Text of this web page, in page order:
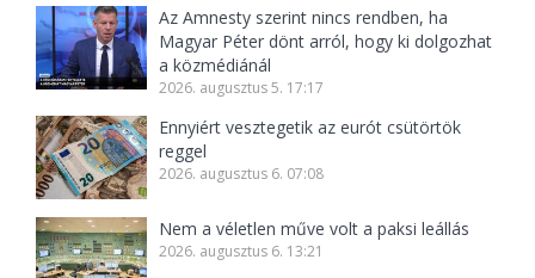
Az Amnesty szerint nincs rendben, ha
Magyar Péter dönt arról, hogy ki dolgozhat
a közmédiánál
2026. augusztus 5. 17:17
Ennyiért vesztegetik az eurót csütörtök
reggel
2026. augusztus 6. 07:08
Nem a véletlen műve volt a paksi leállás
2026. augusztus 6. 13:21